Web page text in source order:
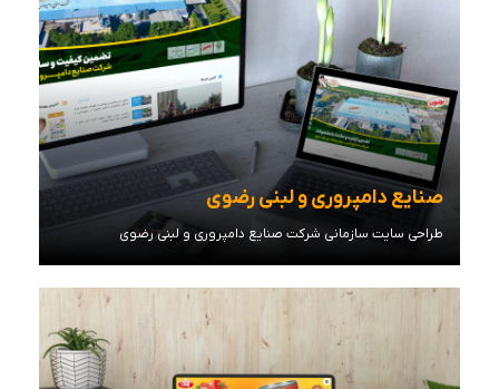
صنایع دامپروری و لبنی رضوی
طراحی سایت سازمانی شرکت صنایع دامپروری و لبنی رضوی
مشاهده توضیحات